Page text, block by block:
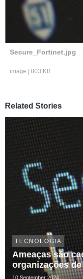
Secure_Fortinet.jpg
image 803 KB
Related Stories
TECNOLOGIA
Ameaças são
organizações de
10 September 2024